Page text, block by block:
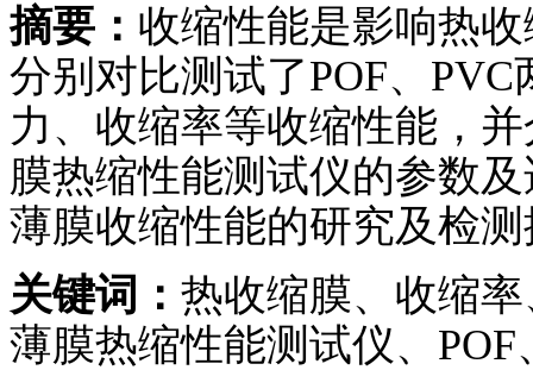
摘要： 收缩性能是影响热
分别对比测试了POF、 PVC
力、收缩率等收缩性能，
膜热缩性能测试仪的参数
薄膜收缩性能的研究及检
关键词： 热收缩膜、收缩
薄膜热缩性能测试仪、 POF